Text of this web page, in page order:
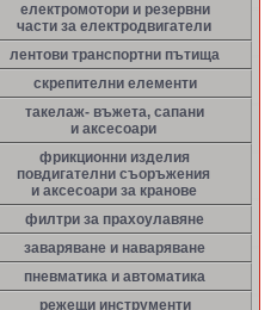
електромотори и резервни
части за електродвигатели
лентови транспортни пътища
скрепителни елементи
такелаж- въжета, сапани
и аксесоари
фрикционни изделия
повдигателни съоръжения
и аксесоари за кранове
филтри за прахоулавяне
заваряване и наваряване
пневматика и автоматика
режещи инструменти